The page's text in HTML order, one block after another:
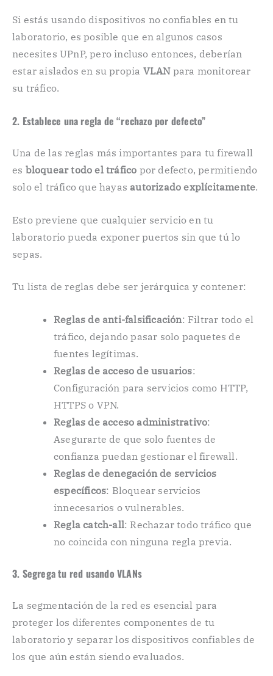
Si estás usando dispositivos no confiables en tu
laboratorio, es posible que en algunos casos
necesites UPnP, pero incluso entonces, deberían
estar aislados en su propia VLANpara monitorear
su tráfico.
2. Establece una regla de “rechazo por defecto”
Una de las reglas más importantes para tu firewall
es bloquear todo el tráfico por defecto, permitiendo
solo el tráfico que hayas autorizado explícitamente.
Esto previene que cualquier servicio en tu
laboratorio pueda exponer puertos sin que tú lo
sepas.
Tu lista de reglas debe ser jerárquica y contener:
Reglas de anti-falsificación: Filtrar todo el
tráfico, dejando pasar solo paquetes de
fuentes legítimas.
Reglas de acceso de usuarios:
Configuración para servicios como HTTP,
HTTPS o VPN.
Reglas de acceso administrativo:
Asegurarte de que solo fuentes de
confianza puedan gestionar el firewall.
Reglas de denegación de servicios
específicos: Bloquear servicios
innecesarios o vulnerables.
Regla catch-all: Rechazar todo tráfico que
no coincida con ninguna regla previa.
3. Segrega tu red usando VLANs
La segmentación de la red es esencial para
proteger los diferentes componentes de tu
laboratorio y separar los dispositivos confiables de
los que aún están siendo evaluados.